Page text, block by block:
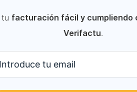
facturación fácil y cumpliendo
Verifactu.